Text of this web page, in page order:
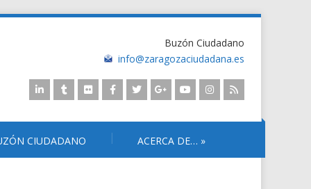
Buzón Ciudadano
info@zaragozaciudadana.es
CIUDADANO ACERCA DE… »